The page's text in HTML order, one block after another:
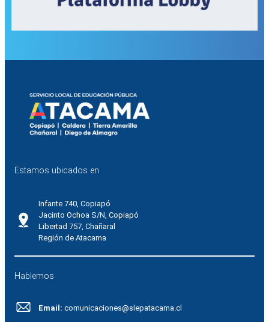
Estamos ubicados en
Infante 740, Copiapó
Jacinto Ochoa S/N, Copiapó
Libertad 757, Chañaral
Región de Atacama
Hablemos
Email: comunicaciones@slepatacama.cl